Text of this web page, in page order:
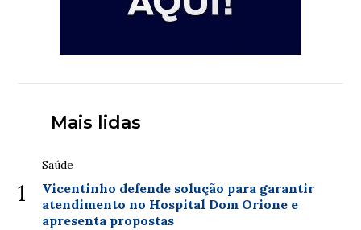
Mais lidas
1
Saúde
Vicentinho defende solução para garantir
atendimento no Hospital Dom Orione e
apresenta propostas